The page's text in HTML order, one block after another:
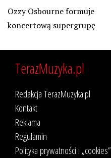
Ozzy Osbourne formuje
koncertową supergrupę
TerazMuzyka.pl
Redakcja TerazMuzyka.pl
Kontakt
Reklama
Regulamin
Polityka prywatności i „cookies”